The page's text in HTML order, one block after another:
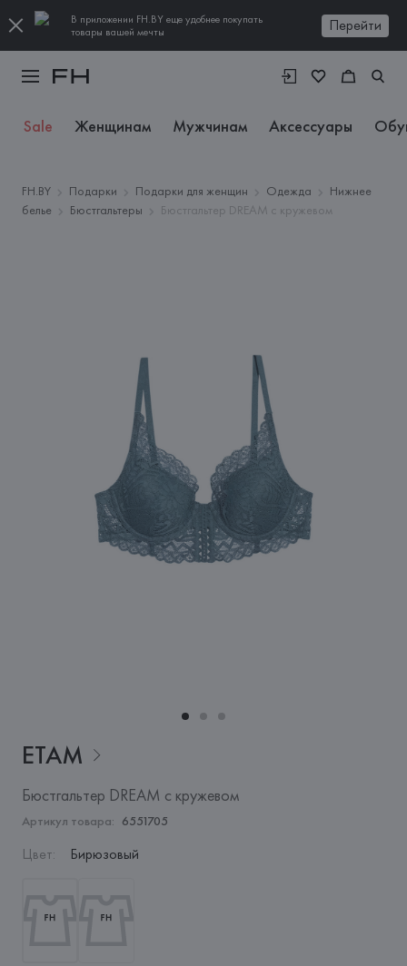
В приложении FH.BY еще удобнее покупать
товары вашей мечты
Перейти
Sale Женщинам Мужчинам Аксессуары
FH.BY Подарки Подарки для женщин Одежда
Нижнее
белье
Бюстгальтеры Бюстгальтер DREAM с кружевом
ETAM
Бюстгальтер DREAM с кружевом
Артикул товара: 6551705
Цвет: Бирюзовый